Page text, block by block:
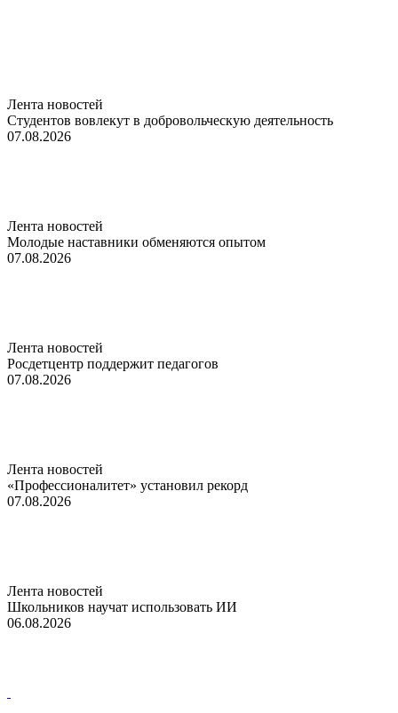
Лента новостей
Студентов вовлекут в добровольческую деятельность
07.08.2026
Лента новостей
Молодые наставники обменяются опытом
07.08.2026
Лента новостей
Росдетцентр поддержит педагогов
07.08.2026
Лента новостей
«Профессионалитет» установил рекорд
07.08.2026
Лента новостей
Школьников научат использовать ИИ
06.08.2026